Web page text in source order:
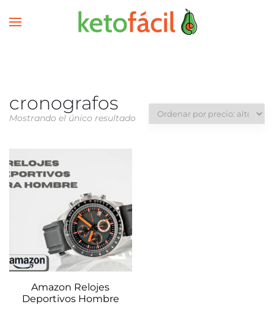
cronografos
Mostrando el único resultado
Amazon Relojes
Deportivos Hombre